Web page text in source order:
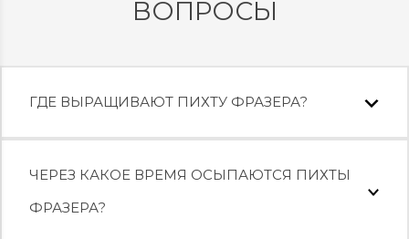
ВОПРОСЫ
ГДЕ ВЫРАЩИВАЮТ ПИХТУ ФРАЗЕРА?
ЧЕРЕЗ КАКОЕ ВРЕМЯ ОСЫПАЮТСЯ ПИХТЫ
ФРАЗЕРА?